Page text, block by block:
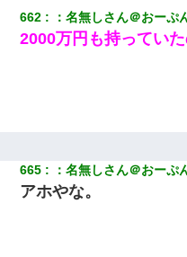
662 ：名無しさん＠おーぷ
2000万円も持ってい
665 ：名無しさん＠おーぷ
アホやな。